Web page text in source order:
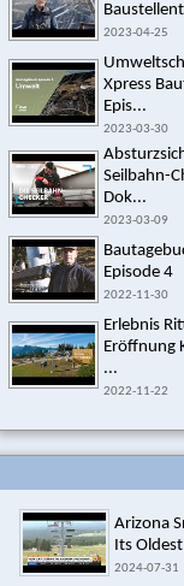
2023-04-25
Xpress
Epis...
2023-03-30
Seilbahn-
Dok...
2023-03-09
Episode 4
2022-11-30
Erlebnis
Eröffnung
...
2022-11-22
Arizona
Its
2024-07-31